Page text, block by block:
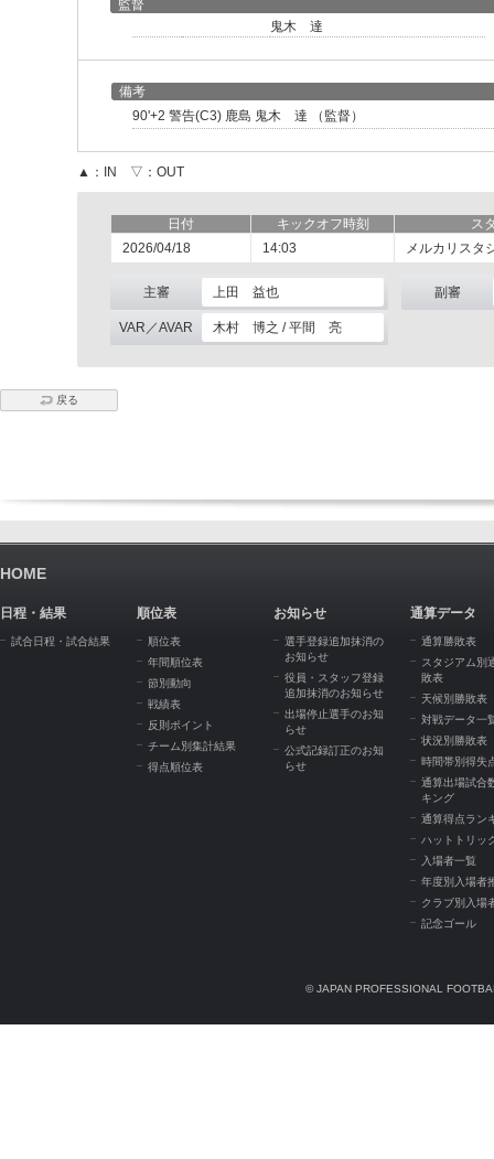
監督
鬼木 達
備考
90'+2 警告(C3) 鹿島 鬼木 達 （監督）
▲：IN ▽：OUT
日付 キックオフ時刻
ス
2026/04/18
14:03 メルカリスタ
主審 上田 益也 副審
VAR／AVAR 木村 博之 / 平間 亮
戻る
HOME
日程・結果
試合日程・試合結果
順位表
順位表
年間順位表
節別動向
戦績表
反則ポイント
チーム別集計結果
得点順位表
お知らせ
選手登録追加抹消の
お知らせ
役員・スタッフ登録
追加抹消のお知らせ
出場停止選手のお知
らせ
公式記録訂正のお知
らせ
通算データ
通算勝敗表
スタジアム別
敗表
天候別勝敗表
対戦データ一
状況別勝敗表
時間帯別得失
通算出場試合
キング
通算得点ラン
ハットトリッ
入場者一覧
年度別入場者
クラブ別入場
記念ゴール
© JAPAN PROFESSIONAL